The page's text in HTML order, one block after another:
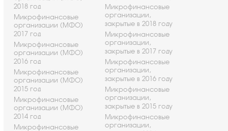
2018 год
Микрофинансовые
организации (МФО)
2017 год
Микрофинансовые
организации (МФО)
2016 год
Микрофинансовые
организации (МФО)
2015 год
Микрофинансовые
организации (МФО)
2014 год
Микрофинансовые
Микрофинансовые
организации,
закрытые в 2018 году
Микрофинансовые
организации,
закрытые в 2017 году
Микрофинансовые
организации,
закрытые в 2016 году
Микрофинансовые
организации,
закрытые в 2015 году
Микрофинансовые
организации,